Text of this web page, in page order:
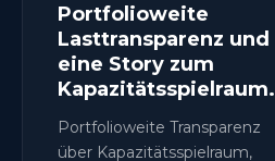
Portfolioweite
Lasttransparenz und
eine Story zum
Kapazitätsspielraum.
Portfolioweite Transparenz
über Kapazitätsspielraum,